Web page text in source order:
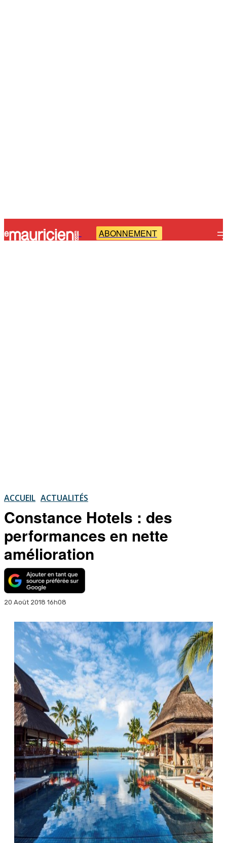
- ABONNEMENT
ACCUEIL ACTUALITÉS
Constance Hotels : des
performances en nette
amélioration
20 Août 2018 16h08